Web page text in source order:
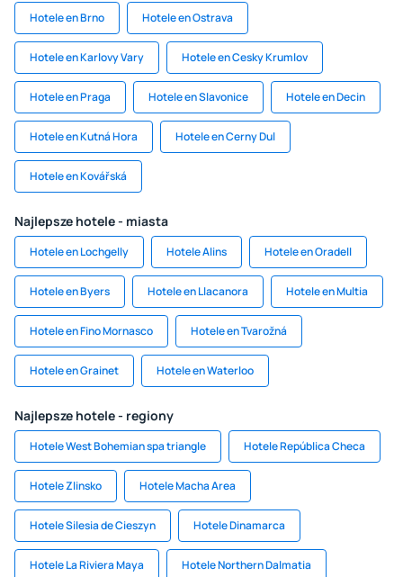
Hotele en Brno Hotele en Ostrava
Hotele en Karlovy Vary Hotele en Cesky Krumlov
Hotele en Praga Hotele en Slavonice Hotele en Decin
Hotele en Kutná Hora Hotele en Cerny Dul
Hotele en Kovářská
Najlepsze hotele - miasta
Hotele en Lochgelly Hotele Alins Hotele en Oradell
Hotele en Byers Hotele en Llacanora Hotele en Multia
Hotele en Fino Mornasco Hotele en Tvarožná
Hotele en Grainet Hotele en Waterloo
Najlepsze hotele - regiony
Hotele West Bohemian spa triangle Hotele República Checa
Hotele Zlinsko Hotele Macha Area
Hotele Silesia de Cieszyn Hotele Dinamarca
Hotele La Riviera Maya Hotele Northern Dalmatia